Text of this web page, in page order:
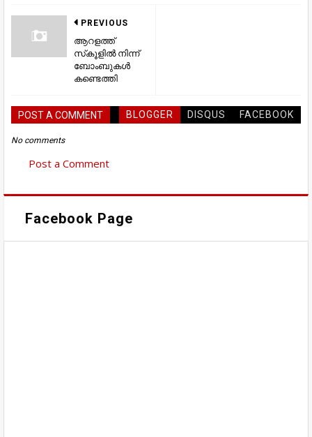
PREVIOUS
ആറളത്ത്
സ്‌കൂളിൽ നിന്ന്
ബോംബുകൾ
കണ്ടെത്തി
POST A COMMENT BLOGGER DISQUS FACEBOOK
No comments
Post a Comment
Facebook Page